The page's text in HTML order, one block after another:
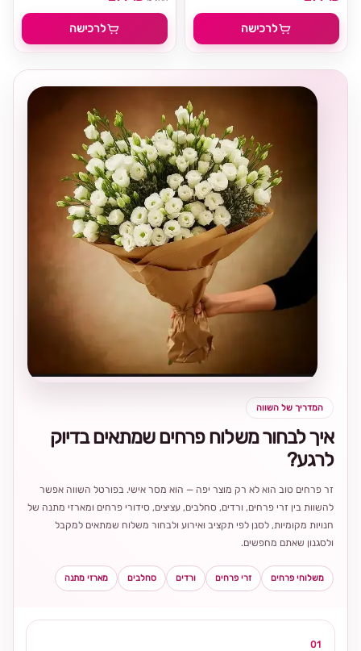
לרכישה לרכישה
המדריך של השווה
איך לבחור משלוח פרחים שמתאים בדיוק
לרגע?
זר פרחים טוב הוא לא רק מוצר יפה — הוא מסר אישי. בפורטל השווה אפשר
להשוות בין זרי פרחים, ורדים, סחלבים, עציצים, סידורי פרחים ומארזי מתנה של
חנויות מקומיות, לסנן לפי תקציב ואירוע ולבחור משלוח שמתאים למקבל
ולסגנון שאתם מחפשים.
משלוחי פרחים זרי פרחים ורדים סחלבים מארזי מתנה
01